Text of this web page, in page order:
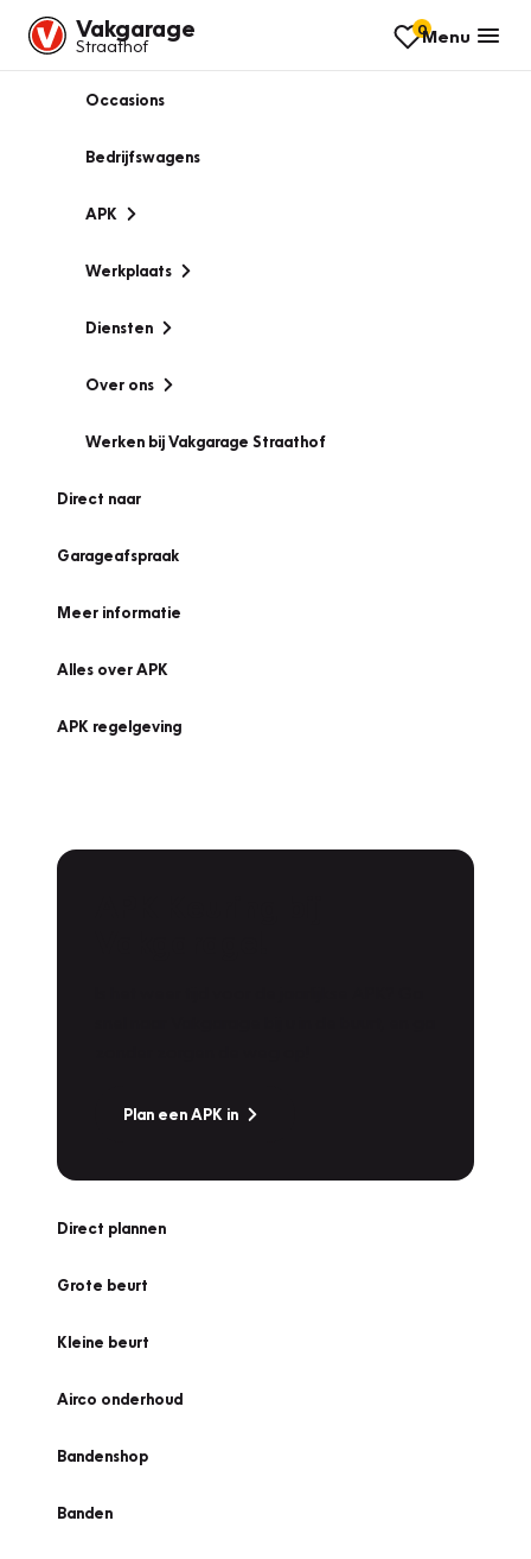
Vakgarage
Straathof
0Menu
Occasions
Bedrijfswagens
APK
Werkplaats
Diensten
Over ons
Werken bij Vakgarage Straathof
Direct naar
Garageafspraak
Meer informatie
Alles over APK
APK regelgeving
Plan een APK in
Direct plannen
Grote beurt
Kleine beurt
Airco onderhoud
Bandenshop
Banden